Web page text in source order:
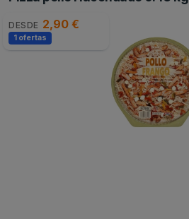
DESDE 2,90 €
1 ofertas